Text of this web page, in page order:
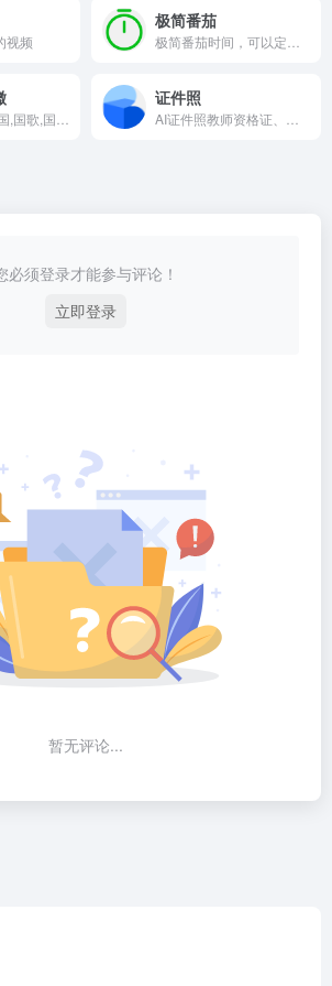
视频
极简番茄
证件照
必须登录才能参与评论！
立即登录
暂无评论...